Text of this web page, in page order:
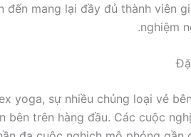
đến mang lại đầy đủ thành viên
nghiệm
yoga, sự nhiều chủng loại vẻ
bên trên hàng đầu. Các cuộc